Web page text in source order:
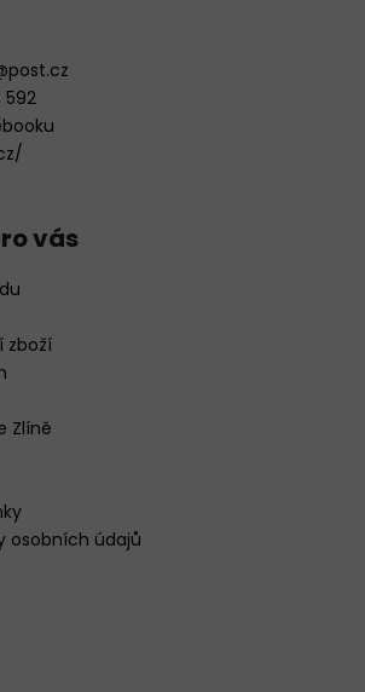
post.cz
592
vás
zboží
Zlíně
osobních údajů